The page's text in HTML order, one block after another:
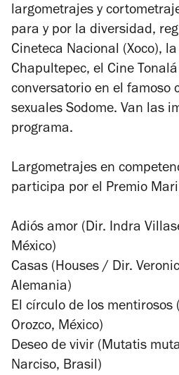
largometrajes y
para y por la diversidad,
Cineteca Nacional (Xoco),
Chapultepec, el Cine
conversatorio en el famoso
sexuales Sodome. Van las
programa.
Largometrajes en
participa por el Premio
Adiós amor (Dir. Indra
México)
Casas (Houses / Dir.
Alemania)
El círculo de los mentirosos
Orozco, México)
Deseo de vivir (Mutatis
Narciso, Brasil)